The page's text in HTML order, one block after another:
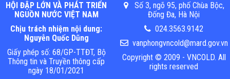
HỘI ĐẬP LỚN VÀ PHÁT TRIỂN
NGUỒN NƯỚC VIỆT NAM
Chịu trách nhiệm nội dung:
Nguyễn Quốc Dũng
Giấy phép số: 68/GP-TTĐT, Bộ
Thông tin và Truyền thông cấp
ngày 18/01/2021
Số 3, ngõ 95, phố Chùa Bộc,
Đống Đa, Hà Nội
024.3563.9142
vanphongvncold@mard.gov.vn
Copyright © 2009 - VNCOLD. All
rights reserved